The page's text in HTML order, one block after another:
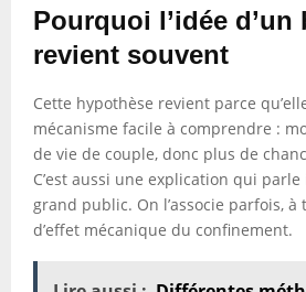
Pourquoi l’idée d’un
revient souvent
Cette hypothèse revient parce
mécanisme facile à comprendre :
de vie de couple, donc plus de
C’est aussi une explication qui
grand public. On l’associe parfois, à
d’effet mécanique du confinement.